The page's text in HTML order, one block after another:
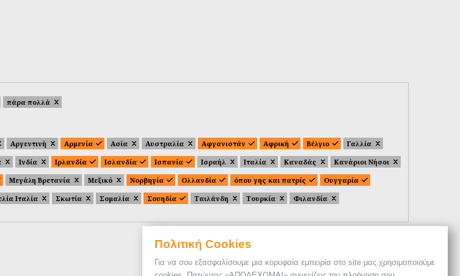
Πολιτική Cookies
Για να σου εξασφαλίσουμε μια κορυφαία εμπειρία στο site μας χρησιμοποιούμε
πάρα πολλά
Αργεντινή Αρμενία Ασία Αυστραλία Αφγανιστάν Αφρική Βέλγιο
Γαλλία
Ινδία Ιρλανδία Ισλανδία Ισπανία Ισραήλ Ιταλία Καναδάς
Κανάριοι Νήσοι
Μεγάλη Βρετανία Μεξικό Νορβηγία Ολλανδία όπου γης και πατρίς
Ουγγαρία
Ιταλία Σκωτία Σομαλία Σουηδία Ταιλάνδη Τουρκία Φιλανδία